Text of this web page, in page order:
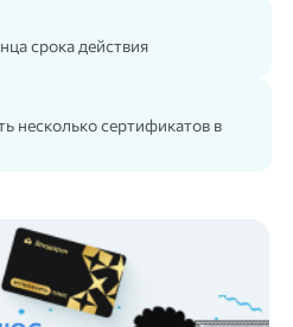
срока действия
несколько сертификатов в